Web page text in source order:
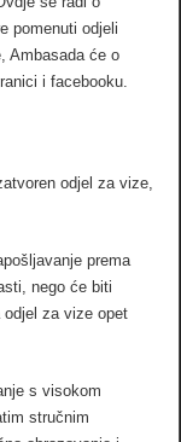
pomenuti odjeli
Ambasada će o
i facebooku.
odjel za vize,
prema
nego će biti
za vize opet
s visokom
stručnim